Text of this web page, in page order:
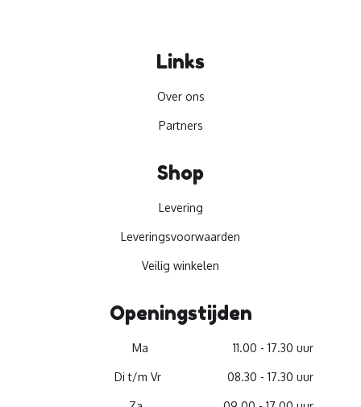
Links
Over ons
Partners
Shop
Levering
Leveringsvoorwaarden
Veilig winkelen
Openingstijden
Ma 11.00 - 17.30 uur
Di t/m Vr 08.30 - 17.30 uur